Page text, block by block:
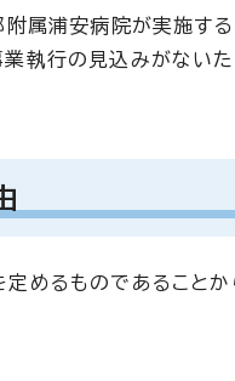
浦安病院が実施する
執行の見込みがない
めるものであること